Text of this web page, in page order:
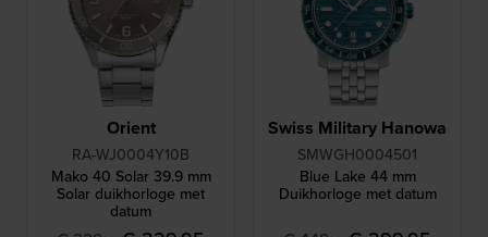
Orient
RA-WJ0004Y10B
Mako 40 Solar 39.9 mm
Solar duikhorloge met
datum
Swiss Military Hanowa
SMWGH0004501
Blue Lake 44 mm
Duikhorloge met datum